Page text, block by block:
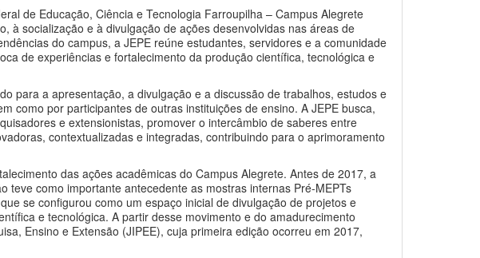
de Educação, Ciência e Tecnologia Farroupilha – Campus Alegrete
à socialização e à divulgação de ações desenvolvidas nas áreas de
do campus, a JEPE reúne estudantes, servidores e a comunidade
de experiências e fortalecimento da produção científica, tecnológica e
para a apresentação, a divulgação e a discussão de trabalhos, estudos e
como por participantes de outras instituições de ensino. A JEPE busca,
e extensionistas, promover o intercâmbio de saberes entre
contextualizadas e integradas, contribuindo para o aprimoramento
das ações acadêmicas do Campus Alegrete. Antes de 2017, a
teve como importante antecedente as mostras internas Pré-MEPTs
se configurou como um espaço inicial de divulgação de projetos e
e tecnológica. A partir desse movimento e do amadurecimento
Ensino e Extensão (JIPEE), cuja primeira edição ocorreu em 2017,